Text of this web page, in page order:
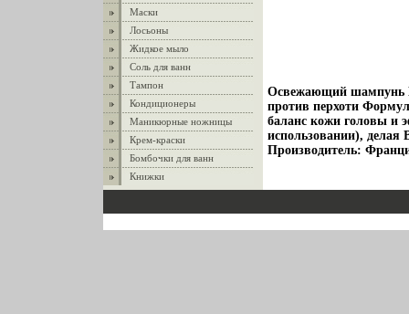
Маски
Лосьоны
Жидкое мыло
Соль для ванн
Тампон
Кондиционеры
Маникюрные ножницы
Крем-краски
Бомбочки для ванн
Книжки
Освежающий шампунь
против перхоти
баланс кожи головы и
использовании),
Производитель: